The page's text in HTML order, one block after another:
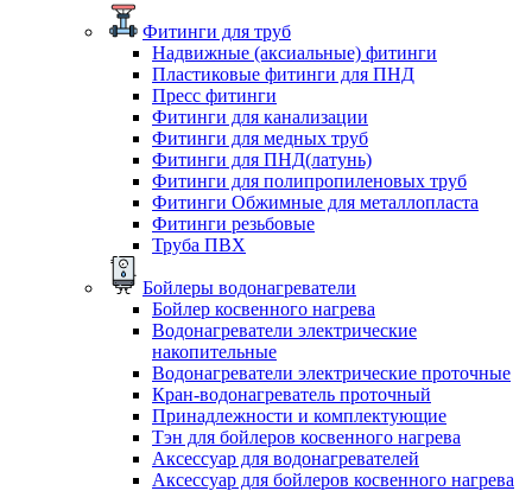
Фитинги для труб
Надвижные (аксиальные) фитинги
Пластиковые фитинги для ПНД
Пресс фитинги
Фитинги для канализации
Фитинги для медных труб
Фитинги для ПНД(латунь)
Фитинги для полипропиленовых труб
Фитинги Обжимные для металлопласта
Фитинги резьбовые
Труба ПВХ
Бойлеры водонагреватели
Бойлер косвенного нагрева
Водонагреватели электрические
накопительные
Водонагреватели электрические проточные
Кран-водонагреватель проточный
Принадлежности и комплектующие
Тэн для бойлеров косвенного нагрева
Аксессуар для водонагревателей
Аксессуар для бойлеров косвенного нагрева